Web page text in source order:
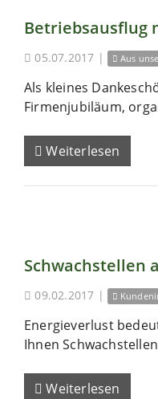
Betriebsausflug
05.07.2017 | Aus
Als kleines
Firmenjubiläum,
Weiterlesen
Schwachstellen
09.02.2017 |
Energieverlust
Ihnen
Weiterlesen